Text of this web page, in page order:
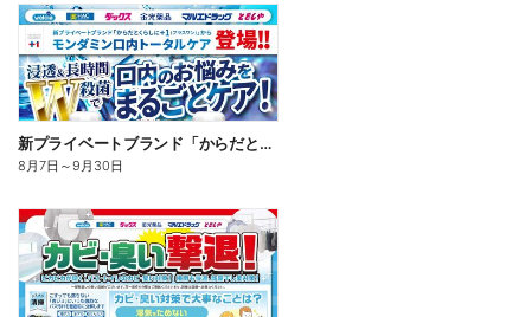
新プライベートブランド「からだとくらしに+1(プラスワン)」よりモンダミン口内トータルケア登場!
8月7日 ～9月30日